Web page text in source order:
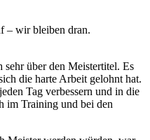
– wir bleiben dran.
über den Meistertitel. Es
die harte Arbeit gelohnt hat.
Tag verbessern und in die
im Training und bei den